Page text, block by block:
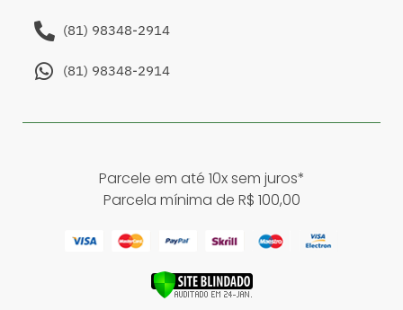
(81) 98348-2914
(81) 98348-2914
Parcele em até 10x sem juros*
Parcela mínima de R$ 100,00